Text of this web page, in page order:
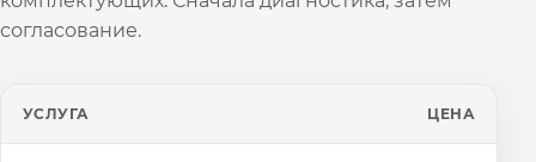
согласование.
УСЛУГА ЦЕНА